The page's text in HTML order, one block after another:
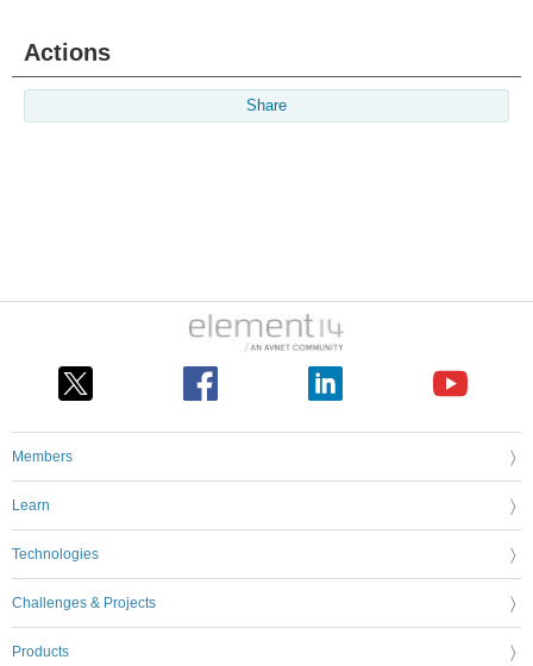
Actions
Share
Members
Learn
Technologies
Challenges & Projects
Products